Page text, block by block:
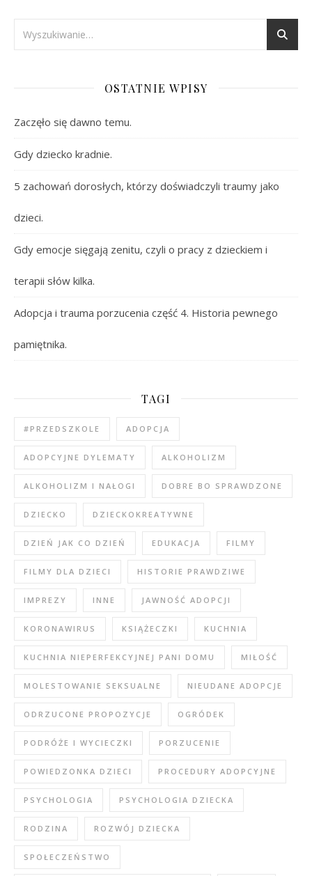
OSTATNIE WPISY
Zaczęło się dawno temu.
Gdy dziecko kradnie.
5 zachowań dorosłych, którzy doświadczyli traumy jako
dzieci.
Gdy emocje sięgają zenitu, czyli o pracy z dzieckiem i
terapii słów kilka.
Adopcja i trauma porzucenia część 4. Historia pewnego
pamiętnika.
TAGI
#PRZEDSZKOLE ADOPCJA
ADOPCYJNE DYLEMATY ALKOHOLIZM
ALKOHOLIZM I NAŁOGI DOBRE BO SPRAWDZONE
DZIECKO DZIECKOKREATYWNE
DZIEŃ JAK CO DZIEŃ EDUKACJA FILMY
FILMY DLA DZIECI HISTORIE PRAWDZIWE
IMPREZY INNE JAWNOŚĆ ADOPCJI
KORONAWIRUS KSIĄŻECZKI KUCHNIA
KUCHNIA NIEPERFEKCYJNEJ PANI DOMU MIŁOŚĆ
MOLESTOWANIE SEKSUALNE NIEUDANE ADOPCJE
ODRZUCONE PROPOZYCJE OGRÓDEK
PODRÓŻE I WYCIECZKI PORZUCENIE
POWIEDZONKA DZIECI PROCEDURY ADOPCYJNE
PSYCHOLOGIA PSYCHOLOGIA DZIECKA
RODZINA ROZWÓJ DZIECKA
SPOŁECZEŃSTWO